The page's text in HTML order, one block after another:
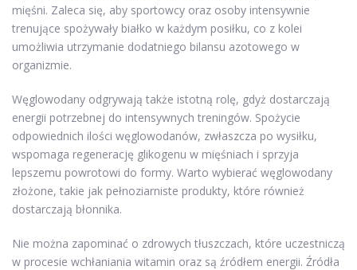
mięśni. Zaleca się, aby sportowcy oraz osoby intensywnie
trenujące spożywały białko w każdym posiłku, co z kolei
umożliwia utrzymanie dodatniego bilansu azotowego w
organizmie.
Węglowodany odgrywają także istotną rolę, gdyż dostarczają
energii potrzebnej do intensywnych treningów. Spożycie
odpowiednich ilości węglowodanów, zwłaszcza po wysiłku,
wspomaga regenerację glikogenu w mięśniach i sprzyja
lepszemu powrotowi do formy. Warto wybierać węglowodany
złożone, takie jak pełnoziarniste produkty, które również
dostarczają błonnika.
Nie można zapominać o zdrowych tłuszczach, które uczestniczą
w procesie wchłaniania witamin oraz są źródłem energii. Źródła